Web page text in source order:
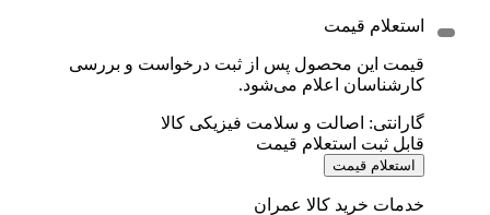
استعلام قیمت
قیمت این محصول پس از ثبت درخواست و بررسی
کارشناسان اعلام می‌شود.
گارانتی: اصالت و سلامت فیزیکی کالا
قابل ثبت استعلام قیمت
استعلام قیمت
خدمات خرید کالا عمران